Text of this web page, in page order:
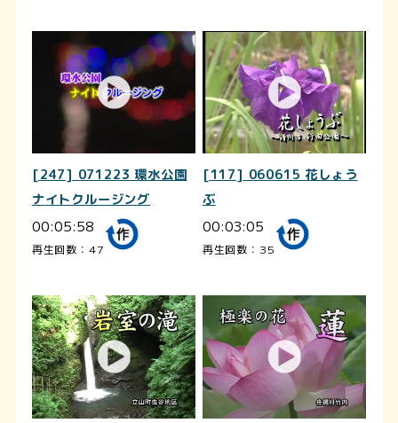
[247] 071223 環水公園
ナイトクルージング
00:05:58
再生回数：47
[117] 060615 花しょう
ぶ
00:03:05
再生回数：35